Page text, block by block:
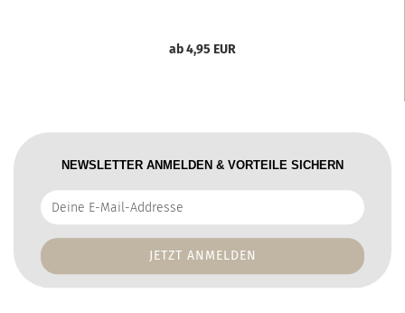
ab 4,95 EUR
NEWSLETTER ANMELDEN & VORTEILE SICHERN
Deine
E-
Addresse